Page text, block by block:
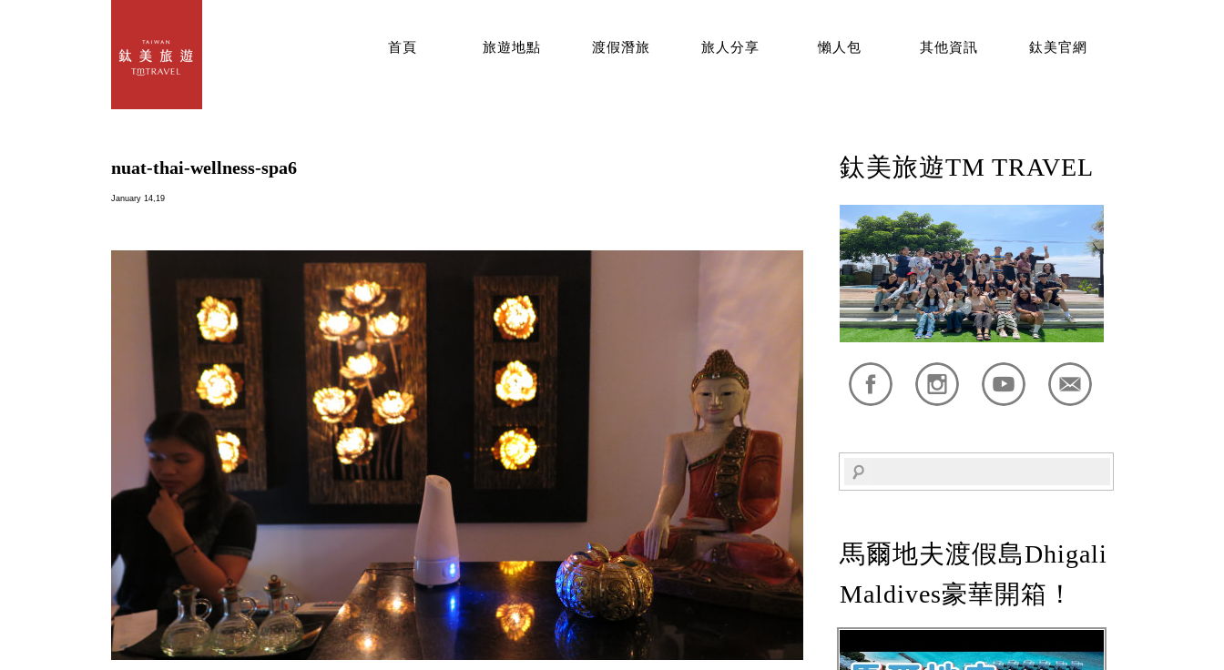
首頁 旅遊地點 渡假潛旅 旅人分享 懶人包 其他資訊 鈦美官網
nuat-thai-wellness-spa6
January 14,19
鈦美旅遊TM TRAVEL
馬爾地夫渡假島Dhigali
Maldives豪華開箱！